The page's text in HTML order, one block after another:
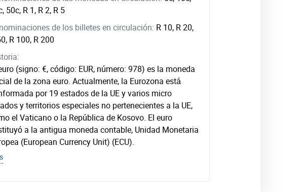
50c, R 1, R 2, R 5
de los billetes en circulación: R 10, R 20,
R 100, R 200
(signo: €, código: EUR, número: 978) es la moneda
de la zona euro. Actualmente, la Eurozona está
por 19 estados de la UE y varios micro
y territorios especiales no pertenecientes a la UE,
el Vaticano o la República de Kosovo. El euro
a la antigua moneda contable, Unidad Monetaria
(European Currency Unit) (ECU).